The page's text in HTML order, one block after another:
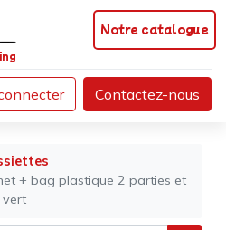
Notre catalogue
Contactez-nous
+ bag plastique 2 parties et
vert